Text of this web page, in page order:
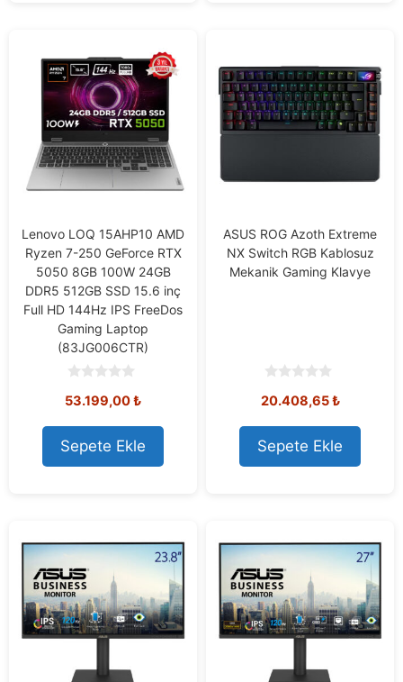
Lenovo LOQ 15AHP10 AMD
Ryzen 7-250 GeForce RTX
5050 8GB 100W 24GB
DDR5 512GB SSD 15.6 inç
Full HD 144Hz IPS FreeDos
Gaming Laptop
(83JG006CTR)
o
t
o
f
5
53.199,00₺
Sepete Ekle
ASUS ROG Azoth Extreme
NX Switch RGB Kablosuz
Mekanik Gaming Klavye
o
t
o
f
5
20.408,65₺
Sepete Ekle